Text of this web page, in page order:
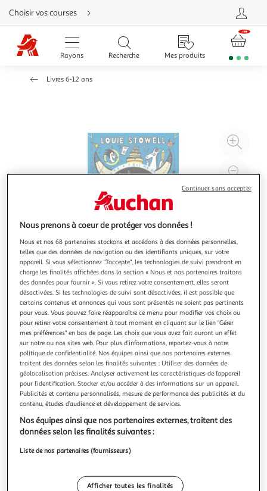
Aller
directement
au
contenu
Aller
directement
Aller
Choisir vos courses
Rayons Recherche Mes produits
Livres 6-12 ans
à
LOKI, 11 ANS, DIEU (PRESQUE) PARFAIT TOME 2 :
ANNIVERSAIRE FATAL, Stowell Louie
Quelle scandaleuse injustice ! Quelqu'un a dérobé un des
précieux marteaux de Thor à sa fête d'anniversaire, et qui
accuse-t-on ? Moi, Loki ! Alors que je suis 100% innocent.
Pour laver mon honneur, je dois : 1 - Retrouver le marteau ,
2 - Démasquer le voleur , 3 - Prouver aux gens qu'ils ont
tort (
En savoir +
Vous voulez connaître le prix de ce produit ?
Afficher le prix
Nous prenons à coeur de protéger vos données !
Nous et nos 68 partenaires stockons et accédons à des données personnelles,
telles que des données de navigation ou des identifiants uniques, sur votre
appareil. Si vous sélectionnez "J'accepte", les technologies de suivi prendront en
charge les finalités affichées dans la section « Nous et nos partenaires traitons
des données pour fournir ». Si vous retirez votre consentement, elles seront
désactivées. Si les technologies de suivi sont désactivées, il est possible que
certains contenus et annonces qui vous sont présentés ne soient pas pertinents
pour vous. Vous pouvez faire réapparaître ce menu pour modifier vos choix ou
pour retirer votre consentement à tout moment en cliquant sur le lien "Gérer
mes préférences" en bas de page. Les choix que vous avez fait auront un effet
sur notre ou nos sites web. Pour plus d’informations, reportez-vous à notre
politique de confidentialité. Nos équipes ainsi que nos partenaires externes
traitent des données selon les finalités suivantes : Utiliser des données de
géolocalisation précises. Analyser activement les caractéristiques de l’appareil
pour l’identification. Stocker et/ou accéder à des informations sur un appareil.
Publicités et contenu personnalisés, mesure de performance des publicités et du
contenu, études d’audience et développement de services.
Nos équipes ainsi que nos partenaires externes, traitent des
données selon les finalités suivantes :
Liste de nos partenaires (fournisseurs)
Afficher toutes les finalités
Continuer sans accepter